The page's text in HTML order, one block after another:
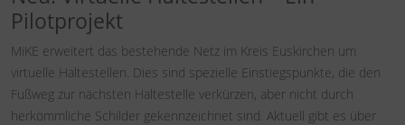
Pilotprojekt
MiKE erweitert das bestehende Netz im Kreis Euskirchen um
virtuelle Haltestellen. Dies sind spezielle Einstiegspunkte, die den
Fußweg zur nächsten Haltestelle verkürzen, aber nicht durch
herkömmliche Schilder gekennzeichnet sind. Aktuell gibt es über